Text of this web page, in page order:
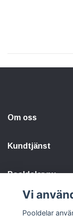
Om oss
Kundtjänst
Pooldelar.nu
Vi
Pooldelar